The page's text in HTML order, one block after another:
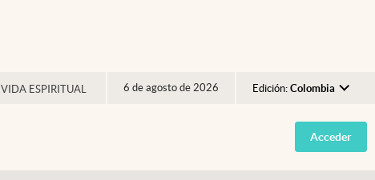
VIDA ESPIRITUAL 6 de agosto de 2026 Edición: Colombia
Argentina
España
Acceder